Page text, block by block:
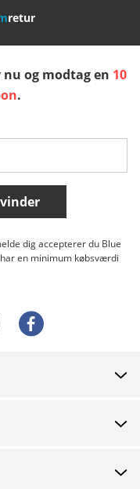
Norge
retur
og modtag en 10
.
dig accepterer du Blue
en minimum købsværdi